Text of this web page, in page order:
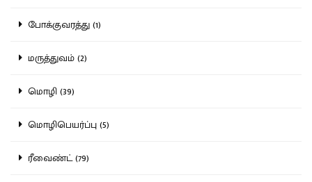
போக்குவரத்து (1)
மருத்துவம் (2)
மொழி (39)
மொழிபெயர்ப்பு (5)
ரீவைண்ட் (79)